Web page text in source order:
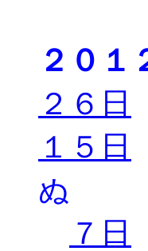
２０１
２６日
１５日
ぬ
７日